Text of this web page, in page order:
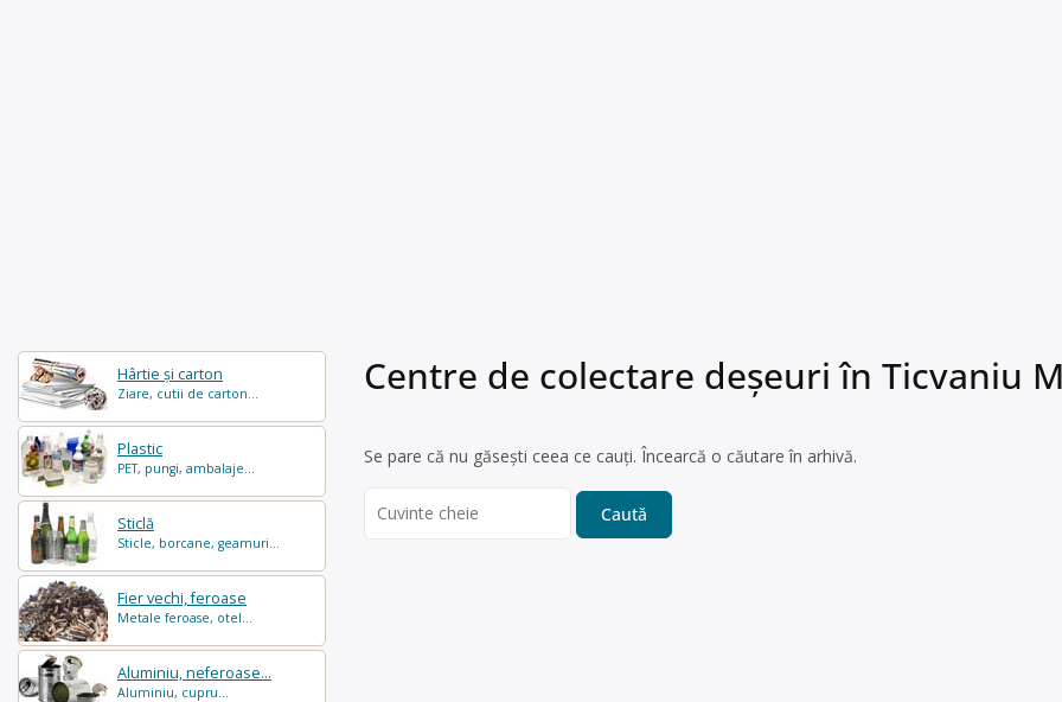
Hârtie și carton
Ziare, cutii de carton...
Plastic
PET, pungi, ambalaje...
Sticlă
Sticle, borcane, geamuri...
Fier vechi, feroase
Metale feroase, otel...
Aluminiu, neferoase...
Aluminiu, cupru...
Centre de colectare deșeuri în Ticvaniu
Se pare că nu găsești ceea ce cauți. Încearcă o căutare în arhivă.
for: